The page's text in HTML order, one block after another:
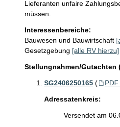
Lieferanten unfaire
Interessenbereiche:
Bauwesen und Bauwirtschaft
Gesetzgebung [alle RV hierzu]
Stellungnahmen/Gutachten
SG2406250165 (
Adressatenkreis:
Versendet am